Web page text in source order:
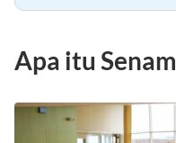
Apa itu